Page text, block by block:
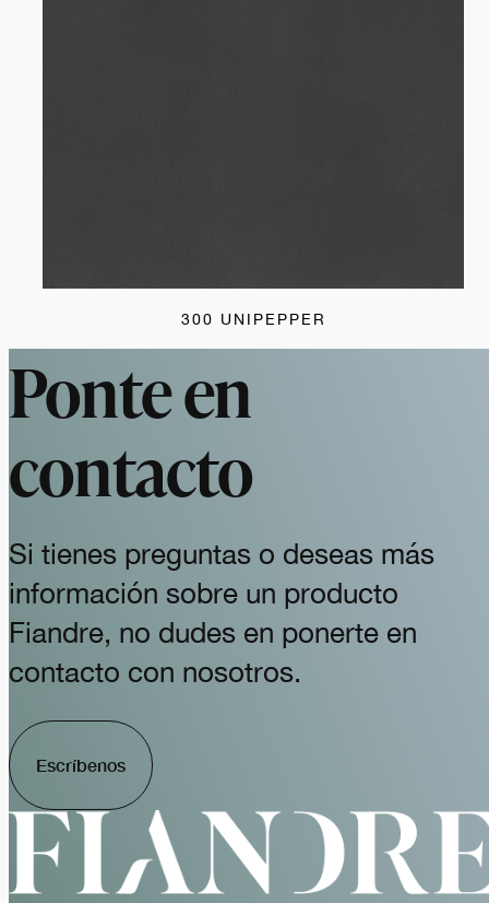
300 UNIPEPPER
Ponte en
contacto
Si tienes preguntas o deseas más
información sobre un producto
Fiandre, no dudes en ponerte en
contacto con nosotros.
Escríbenos